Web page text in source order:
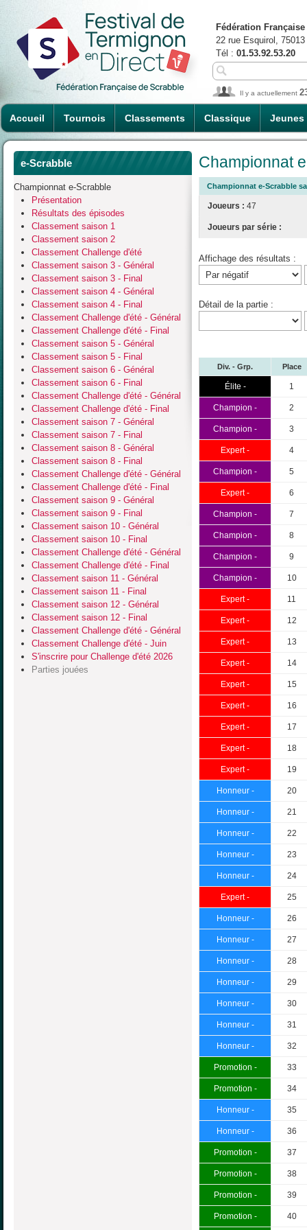
Accueil Tournois Classements Classique Jeunes
Fédération
22 rue Esquirol,
Tél : 01.53.92.53.20
Il y a actuellement
e-Scrabble
Championnat e-Scrabble
Présentation
Résultats des épisodes
Classement saison 1
Classement saison 2
Classement Challenge d'été
Classement saison 3 - Général
Classement saison 3 - Final
Classement saison 4 - Général
Classement saison 4 - Final
Classement Challenge d'été - Général
Classement Challenge d'été - Final
Classement saison 5 - Général
Classement saison 5 - Final
Classement saison 6 - Général
Classement saison 6 - Final
Classement Challenge d'été - Général
Classement Challenge d'été - Final
Classement saison 7 - Général
Classement saison 7 - Final
Classement saison 8 - Général
Classement saison 8 - Final
Classement Challenge d'été - Général
Classement Challenge d'été - Final
Classement saison 9 - Général
Classement saison 9 - Final
Classement saison 10 - Général
Classement saison 10 - Final
Classement Challenge d'été - Général
Classement Challenge d'été - Final
Classement saison 11 - Général
Classement saison 11 - Final
Classement saison 12 - Général
Classement saison 12 - Final
Classement Challenge d'été - Général
Classement Challenge d'été - Juin
S'inscrire pour Challenge d'été 2026
Parties jouées
Championnat
Championnat e-Scrabble
Joueurs : 47
Joueurs par série :
Affichage des résultats :
Détail de la partie :
Div. - Grp. Place
Élite - 1
Champion - 2
Champion - 3
Expert - 4
Champion - 5
Expert - 6
Champion - 7
Champion - 8
Champion - 9
Champion - 10
Expert - 11
Expert - 12
Expert - 13
Expert - 14
Expert - 15
Expert - 16
Expert - 17
Expert - 18
Expert - 19
Honneur - 20
Honneur - 21
Honneur - 22
Honneur - 23
Honneur - 24
Expert - 25
Honneur - 26
Honneur - 27
Honneur - 28
Honneur - 29
Honneur - 30
Honneur - 31
Honneur - 32
Promotion - 33
Promotion - 34
Honneur - 35
Honneur - 36
Promotion - 37
Promotion - 38
Promotion - 39
Promotion - 40